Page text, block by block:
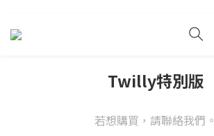
Twilly特別版
若想購買，請聯絡我們。